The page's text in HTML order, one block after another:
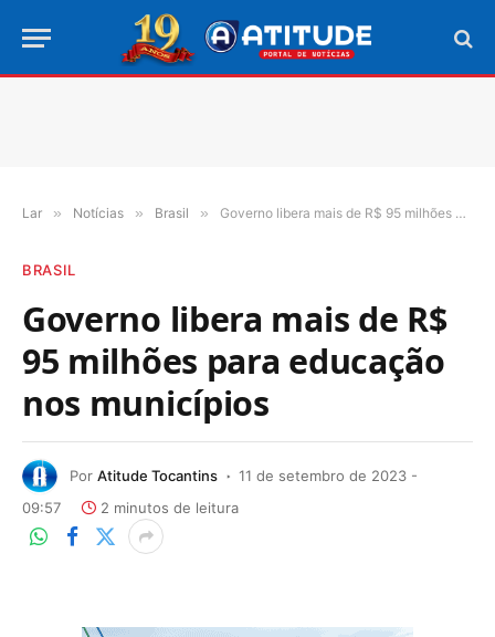
Lar » Notícias » Brasil » Governo libera mais de R$ 95 milhões para educação nos municípios
BRASIL
Governo libera mais de R$
95 milhões para educação
nos municípios
Por Atitude Tocantins
11 de setembro de 2023 -
09:57
2 minutos de leitura